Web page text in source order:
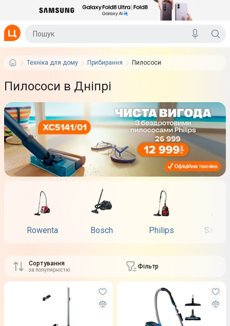
Техніка для дому Прибирання Пилососи
Пилососи в Дніпрі
Rowenta Bosch Philips
Сортування
за популярністю Фільтр